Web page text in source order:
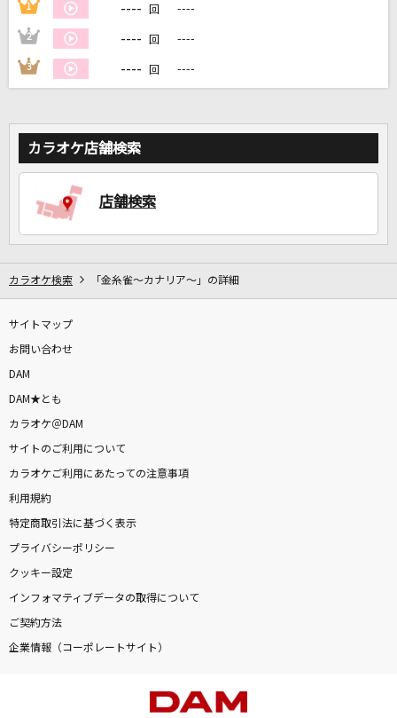
自宅でカラオケ歌い放題！
1 ---- 回 ----
2 ---- 回 ----
3 ---- 回 ----
カラオケ店舗検索
店舗検索
カラオケ検索 「金糸雀～カナリア～」の詳細
サイトマップ
お問い合わせ
DAM
DAM★とも
カラオケ＠DAM
サイトのご利用について
カラオケご利用にあたっての注意事項
利用規約
特定商取引法に基づく表示
プライバシーポリシー
クッキー設定
インフォマティブデータの取得について
ご契約方法
企業情報（コーポレートサイト）